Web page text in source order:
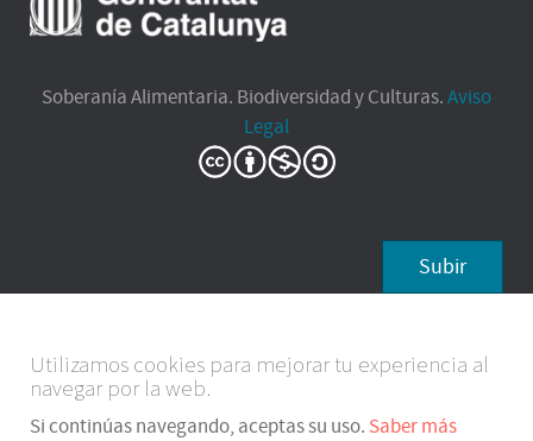
Soberanía Alimentaria. Biodiversidad y Culturas.Aviso
Legal
Subir
Utilizamos cookies para mejorar tu experiencia al
navegar por la web.
Si continúas navegando, aceptas su uso. Saber más